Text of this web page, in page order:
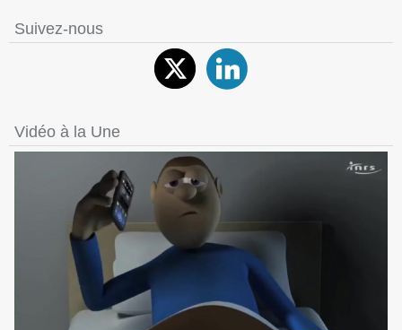
Suivez-nous
Vidéo à la Une